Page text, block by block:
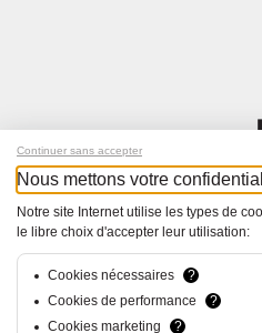
Tous droits
Continuer sans accepter
Nous mettons votre
Notre site Internet utilise les types de
le libre choix d'accepter leur utilisation:
Cookies nécessaires
?
Cookies de performance
?
Cookies marketing
?